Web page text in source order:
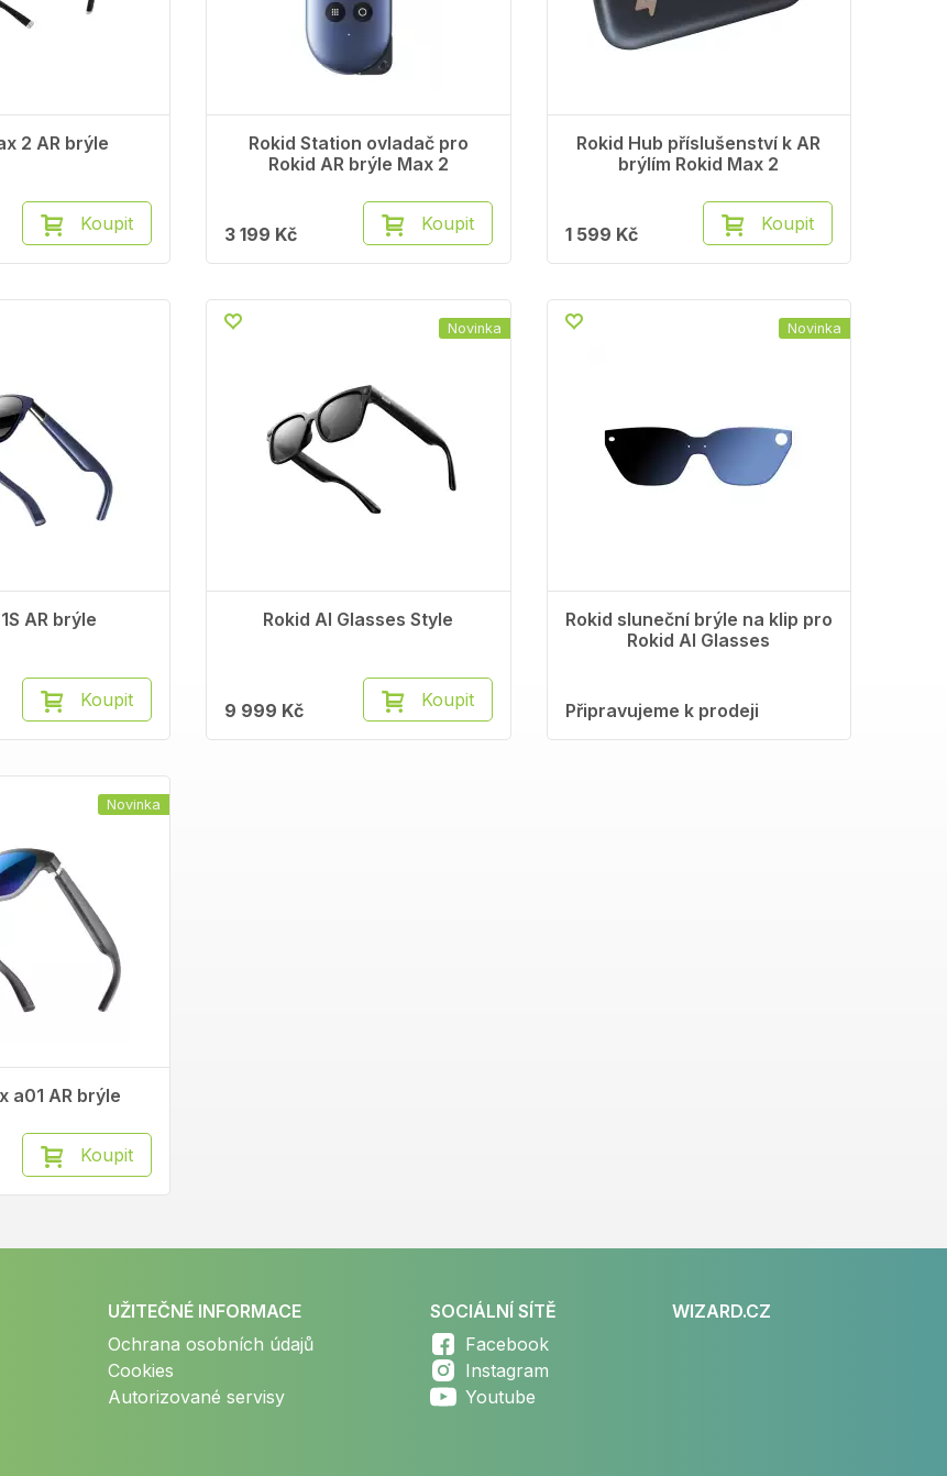
2 AR brýle
Koupit
Rokid Station ovladač pro
Rokid AR brýle Max 2
3 199 Kč Koupit
Rokid Hub příslušenství k AR
brýlím Rokid Max 2
1 599 Kč Koupit
AR brýle
Koupit
Rokid AI Glasses Style
9 999 Kč Koupit
Novinka
Rokid sluneční brýle na klip pro
Rokid AI Glasses
Připravujeme k prodeji
Novinka
a01 AR brýle
Koupit
Novinka
UŽITEČNÉ INFORMACE
Ochrana osobních údajů
Cookies
Autorizované servisy
SOCIÁLNÍ SÍTĚ
Facebook
Instagram
Youtube
WIZARD.CZ